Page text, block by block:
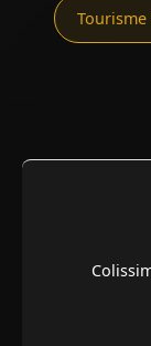
Tourisme